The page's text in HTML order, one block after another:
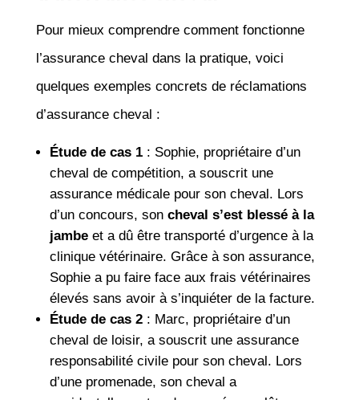
Pour mieux comprendre comment fonctionne
l’assurance cheval dans la pratique, voici
quelques exemples concrets de réclamations
d’assurance cheval :
Étude de cas 1: Sophie, propriétaire d’un
cheval de compétition, a souscrit une
assurance médicale pour son cheval. Lors
d’un concours, son cheval s’est blessé à la
jambeet a dû être transporté d’urgence à la
clinique vétérinaire. Grâce à son assurance,
Sophie a pu faire face aux frais vétérinaires
élevés sans avoir à s’inquiéter de la facture.
Étude de cas 2: Marc, propriétaire d’un
cheval de loisir, a souscrit une assurance
responsabilité civile pour son cheval. Lors
d’une promenade, son cheval a